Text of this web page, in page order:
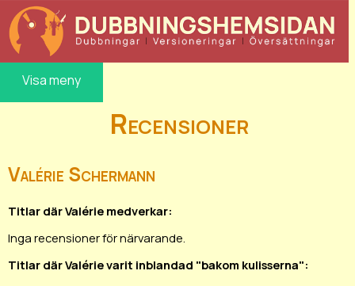
Visa meny
Recensioner
Valérie Schermann
Titlar där Valérie medverkar:
Inga recensioner för närvarande.
Titlar där Valérie varit inblandad "bakom kulisserna":